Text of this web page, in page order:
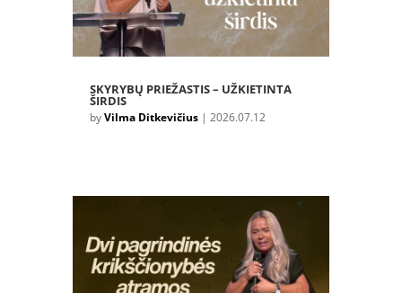
SKYRYBŲ PRIEŽASTIS – UŽKIETINTA
ŠIRDIS
byVilma Ditkevičius| 2026.07.12